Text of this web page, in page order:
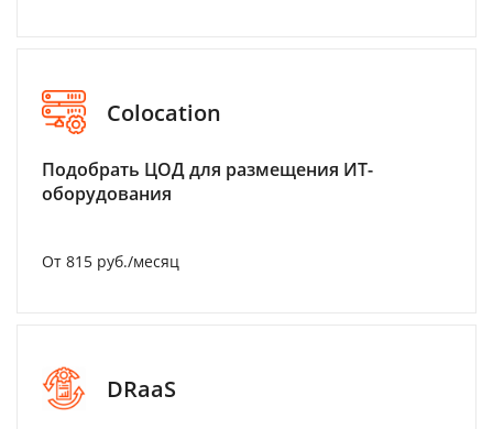
Colocation
Подобрать ЦОД для размещения ИТ-
оборудования
От 815 руб./месяц
DRaaS